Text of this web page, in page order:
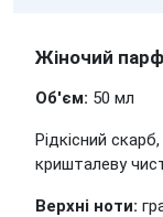
Жіночий
Об'єм: 50 мл
Рідкісний
кришталеву
Верхні ноти: